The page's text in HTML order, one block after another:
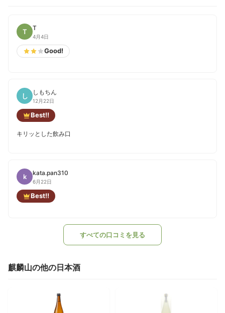
T T
4月4日
Good!
し しもちん
12月22日
Best!!
キリッとした飲み口
k kata.pan310
6月22日
Best!!
すべての口コミを見る
麒麟山の他の日本酒